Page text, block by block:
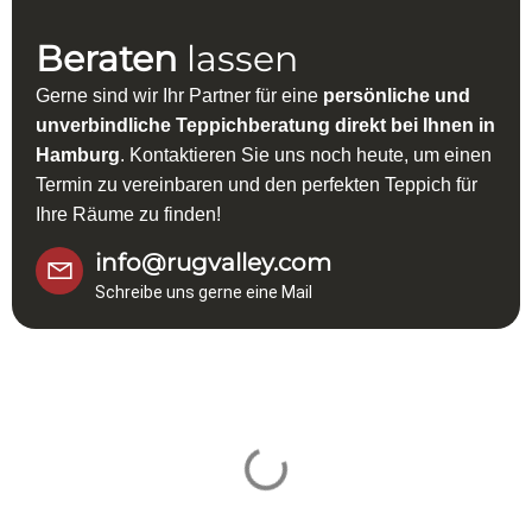
Beraten lassen
Gerne sind wir Ihr Partner für eine persönliche und
unverbindliche Teppichberatung direkt bei Ihnen in
Hamburg. Kontaktieren Sie uns noch heute, um einen
Termin zu vereinbaren und den perfekten Teppich für
Ihre Räume zu finden!
info@rugvalley.com
Schreibe uns gerne eine Mail